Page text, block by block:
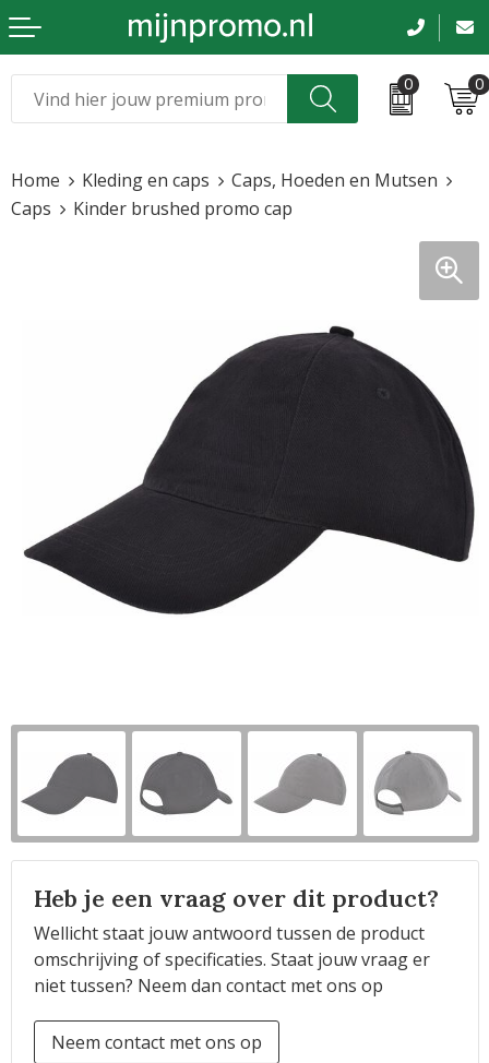
0 0
Kleding & caps
Beurs en evenementen
Bloemen en planten
Horeca
Sinterklaas
Home Kleding en caps
Caps, Hoeden en Mutsen
Caps
Kinder brushed promo cap
Heb je een vraag over dit product?
Wellicht staat jouw antwoord tussen de product
omschrijving of specificaties. Staat jouw vraag er
niet tussen? Neem dan contact met ons op
Neem contact met ons op